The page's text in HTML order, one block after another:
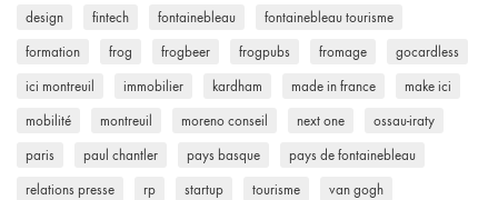
design fintech fontainebleau fontainebleau tourisme
formation frog frogbeer frogpubs fromage gocardless
ici montreuil immobilier kardham made in france make ici
mobilité montreuil moreno conseil next one ossau-iraty
paris paul chantler pays basque pays de fontainebleau
relations presse rp startup tourisme van gogh